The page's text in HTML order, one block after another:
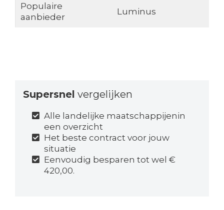
Populaire
aanbieder
Luminus
Supersnel vergelijken
Alle landelijke maatschappijenin
een overzicht
Het beste contract voor jouw
situatie
Eenvoudig besparen tot wel €
420,00.